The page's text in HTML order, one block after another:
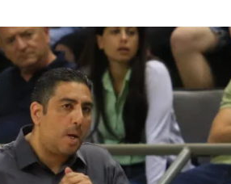
הפועל תל אביב
הפועל חיפה
הפועל באר שבע
מכבי נתניה
בני יהודה
ליגה סינית
ליגה ברזילאית
ליגות נוספות